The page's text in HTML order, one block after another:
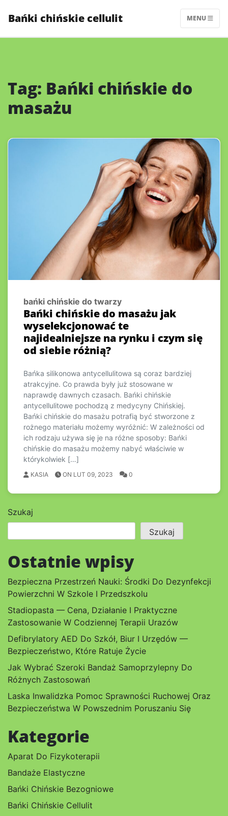
Bańki chińskie cellulit MENU
Tag: Bańki chińskie do
masażu
bańki chińskie do twarzy
Bańki chińskie do masażu jak
wyselekcjonować te
najidealniejsze na rynku i czym się
od siebie różnią?
Bańka silikonowa antycellulitowa są coraz bardziej
atrakcyjne. Co prawda były już stosowane w
naprawdę dawnych czasach. Bańki chińskie
antycellulitowe pochodzą z medycyny Chińskiej.
Bańki chińskie do masażu potrafią być stworzone z
rożnego materiału możemy wyróżnić: W zależności od
ich rodzaju używa się je na różne sposoby: Bańki
chińskie do masażu możemy nabyć właściwie w
którykolwiek […]
KASIA ON LUT 09, 2023 0
Szukaj
Szukaj
Ostatnie wpisy
Bezpieczna Przestrzeń Nauki: Środki Do Dezynfekcji
Powierzchni W Szkole I Przedszkolu
Stadiopasta — Cena, Działanie I Praktyczne
Zastosowanie W Codziennej Terapii Urazów
Defibrylatory AED Do Szkół, Biur I Urzędów —
Bezpieczeństwo, Które Ratuje Życie
Jak Wybrać Szeroki Bandaż Samoprzylepny Do
Różnych Zastosowań
Laska Inwalidzka Pomoc Sprawności Ruchowej Oraz
Bezpieczeństwa W Powszednim Poruszaniu Się
Kategorie
Aparat Do Fizykoterapii
Bandaże Elastyczne
Bańki Chińskie Bezogniowe
Bańki Chińskie Cellulit